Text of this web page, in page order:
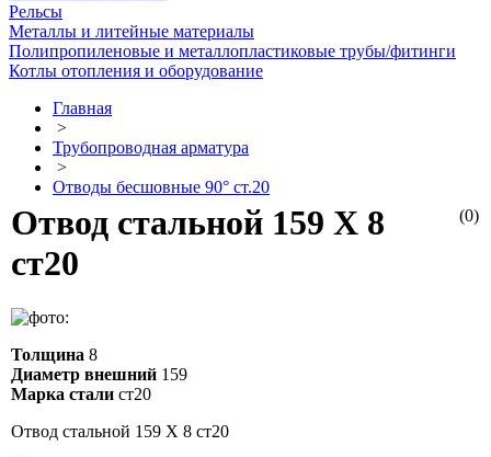
Рельсы
Металлы и литейные материалы
Полипропиленовые и металлопластиковые трубы/фитинги
Котлы отопления и оборудование
Главная
>
Трубопроводная арматура
>
Отводы бесшовные 90° ст.20
(0)
Отвод стальной 159 Х 8
ст20
Толщина 8
Диаметр внешний 159
Марка стали ст20
Отвод стальной 159 Х 8 ст20